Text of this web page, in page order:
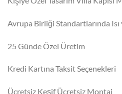
Avrupa Birliği Standartlarında Isı
25 Günde Özel Üretim
Kredi Kartına Taksit Seçenekleri
Ücretsiz Keşif Ücretsiz Montaj